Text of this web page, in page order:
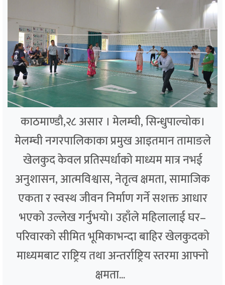
काठमाण्डौ,२८ असार । मेलम्ची, सिन्धुपाल्चोक।
मेलम्ची नगरपालिकाका प्रमुख आइतमान तामाङले
खेलकुद केवल प्रतिस्पर्धाको माध्यम मात्र नभई
अनुशासन, आत्मविश्वास, नेतृत्व क्षमता, सामाजिक
एकता र स्वस्थ जीवन निर्माण गर्ने सशक्त आधार
भएको उल्लेख गर्नुभयो। उहाँले महिलालाई घर–
परिवारको सीमित भूमिकाभन्दा बाहिर खेलकुदको
माध्यमबाट राष्ट्रिय तथा अन्तर्राष्ट्रिय स्तरमा आफ्नो
क्षमता...